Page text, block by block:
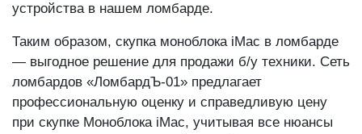
устройства в нашем ломбарде.
Таким образом, скупка моноблока iMac в ломбарде
— выгодное решение для продажи б/у техники. Сеть
ломбардов «ЛомбардЪ-01» предлагает
профессиональную оценку и справедливую цену
при скупке Моноблока iMac, учитывая все нюансы